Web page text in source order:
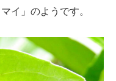
イ」のようです。